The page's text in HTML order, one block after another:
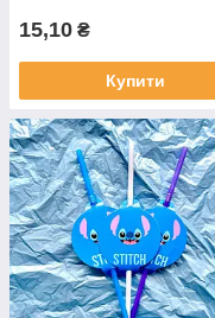
15,10 ₴
Купити